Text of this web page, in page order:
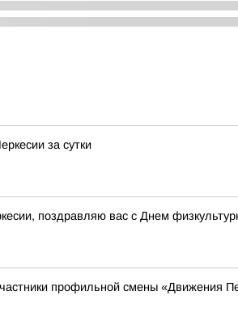
за сутки
поздравляю вас с Днем
профильной смены «Движения